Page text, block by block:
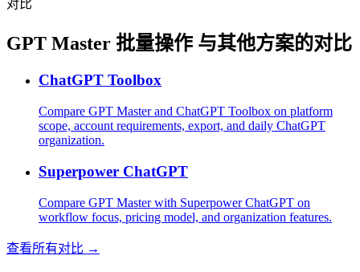
对比
GPT Master 批量操作 与其他方案的对比
ChatGPT Toolbox
Compare GPT Master and ChatGPT Toolbox on platform
scope, account requirements, export, and daily ChatGPT
organization.
Superpower ChatGPT
Compare GPT Master with Superpower ChatGPT on
workflow focus, pricing model, and organization features.
查看所有对比 →